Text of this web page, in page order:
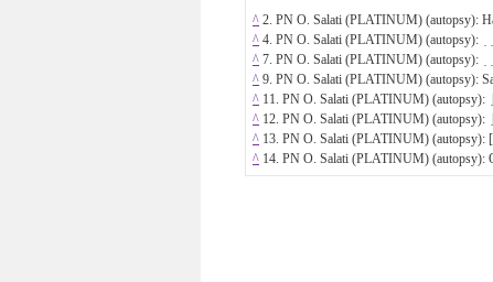
^ 2. PN O. Salati (PLATINUM) (autopsy):
^ 4. PN O. Salati (PLATINUM) (autopsy):
^ 7. PN O. Salati (PLATINUM) (autopsy):
^ 9. PN O. Salati (PLATINUM) (autopsy):
^ 11. PN O. Salati (PLATINUM)
^ 12. PN O. Salati (PLATINUM)
^ 13. PN O. Salati (PLATINUM) (autopsy):
^ 14. PN O. Salati (PLATINUM) (autopsy):